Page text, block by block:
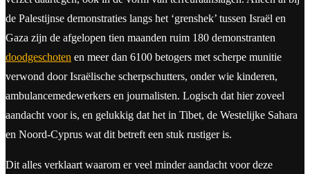
de Palestijnse demonstraties langs het ‘grenshek’ tussen Israël en
Gaza zijn de afgelopen tien maanden ruim 180 demonstranten
doodgeschoten en meer dan 6100 betogers met scherpe munitie
verwond door Israëlische scherpschutters, onder wie kinderen,
ambulancemedewerkers en journalisten. Logisch dat hier zoveel
aandacht voor is, en gelukkig dat het in Tibet, de Westelijke Sahara
en Noord-Cyprus wat dit betreft een stuk rustiger is.
Dit alles verklaart waarom er veel minder aandacht voor deze